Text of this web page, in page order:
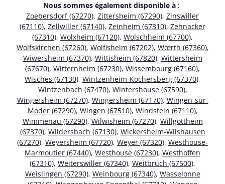
Nous sommes également disponible à :
Zoebersdorf (67270), Zittersheim (67290), Zinswiller
(67110), Zellwiller (67140), Zeinheim (67310), Zehnacker
(67310), Wolxheim (67120), Wolschheim (67700),
Wolfskirchen (67260), Wolfisheim (67202), Wœrth (67360),
Wiwersheim (67370), Wittisheim (67820), Wittersheim
(67670), Witternheim (67230), Wissembourg (67160),
Wisches (67130), Wintzenheim-Kochersberg (67370),
Wintzenbach (67470), Wintershouse (67590),
Wingersheim (67270), Wingersheim (67170), Wingen-sur-
Moder (67290), Wingen (67510), Windstein (67110),
Wimmenau (67290), Wilwisheim (67270), Willgottheim
(67370), Wildersbach (67130), Wickersheim-Wilshausen
(67270), Weyersheim (67720), Weyer (67320), Westhouse-
Marmoutier (67440), Westhouse (67230), Westhoffen
(67310), Weiterswiller (67340), Weitbruch (67500),
Weislingen (67290), Weinbourg (67340), Wasselonne